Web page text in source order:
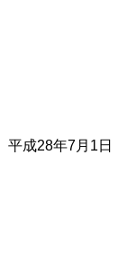
平成28年7月1日